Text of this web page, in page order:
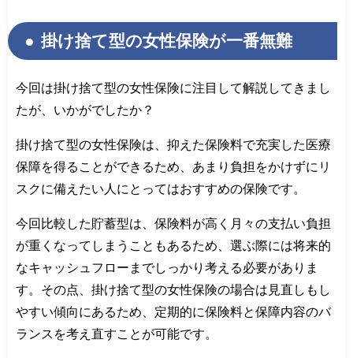
掛け捨て型の女性保険が一番無難
今回は掛け捨て型の女性保険に注目して解説してきまし
たが、いかがでしたか？
掛け捨て型の女性保険は、抑えた保険料で充実した医療
保障を得ることができるため、あまり負担をかけずにリ
スクに備えたい人にとってはおすすめの保険です。
今回比較した貯蓄型は、保険料が高く月々の支払い負担
が重くなってしまうこともあるため、選ぶ際には将来的
なキャッシュフローまでしっかり考える必要がありま
す。その点、掛け捨て型の女性保険の場合は見直しもし
やすい傾向にあるため、定期的に保険料と保障内容のバ
ランスを考え直すことが可能です。